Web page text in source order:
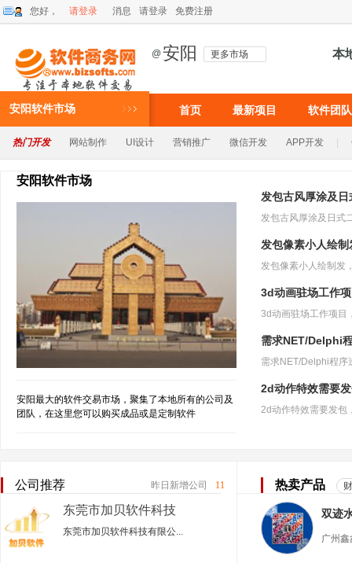
您好， 请登录 消息 请登录 免费注册
@ 安阳 更多市场 本
安阳软件市场 首页 最新项目 软件团队
热门开发 网站制作 UI设计 营销推广 微信开发 APP开发
安阳软件市场
安阳最大的软件交易市场，聚集了本地所有的公司及
团队，在这里您可以购买成品或是定制软件
发包古风厚涂及日
发包像素小人绘制
3d动画驻场工作
需求NET/Delphi
2d动作特效需要
公司推荐 昨日新增公司 11
东莞市加贝软件科技
东莞市加贝软件科技有限公...
热卖产品